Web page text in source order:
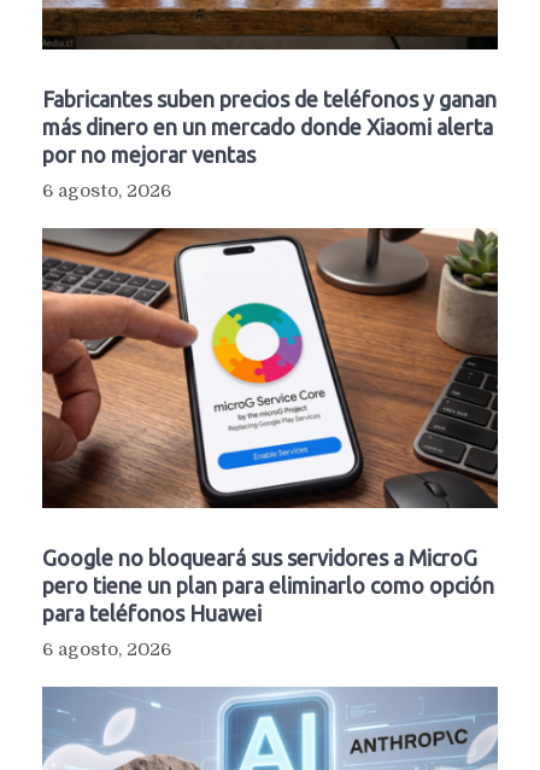
Fabricantes suben precios de teléfonos y ganan
más dinero en un mercado donde Xiaomi alerta
por no mejorar ventas
6 agosto, 2026
Google no bloqueará sus servidores a MicroG
pero tiene un plan para eliminarlo como opción
para teléfonos Huawei
6 agosto, 2026